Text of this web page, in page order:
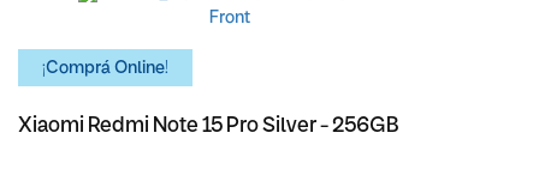
¡Comprá Online!
Xiaomi Redmi Note 15 Pro Silver - 256GB